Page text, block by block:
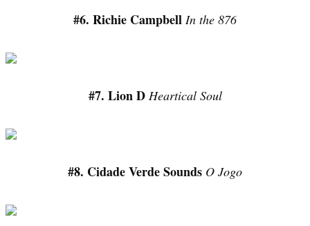
#6. Richie Campbell In the 876
#7. Lion D Heartical Soul
#8. Cidade Verde Sounds O Jogo